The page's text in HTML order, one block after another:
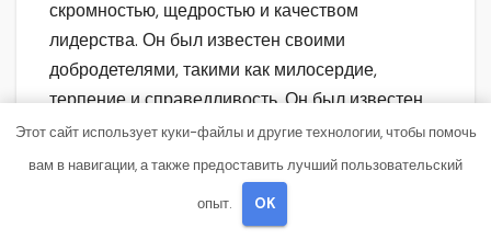
скромностью, щедростью и качеством
лидерства. Он был известен своими
добродетелями, такими как милосердие,
терпение и справедливость. Он был известен
своей простотой и отсутствием корыстных и
амбициозных стремлений. Усман также был
очень близким и лояльным другом испытанного
Этот сайт использует куки-файлы и другие технологии, чтобы помочь
вам в навигации, а также предоставить лучший пользовательский
опыт. OK